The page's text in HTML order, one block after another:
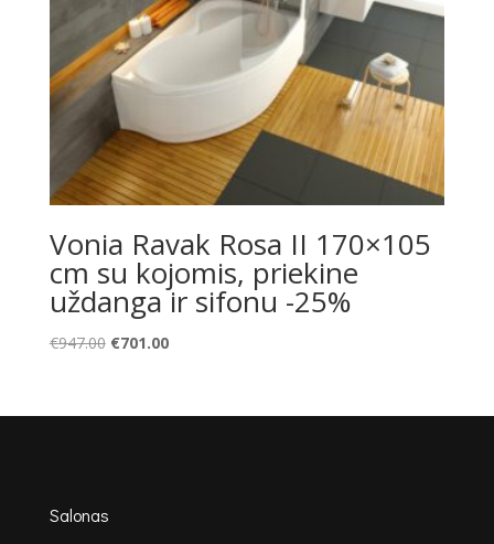
Vonia Ravak Rosa II 170×105
cm su kojomis, priekine
uždanga ir sifonu -25%
€947.00 Original
€947.00.
€701.00Current
€701.00.
Salonas